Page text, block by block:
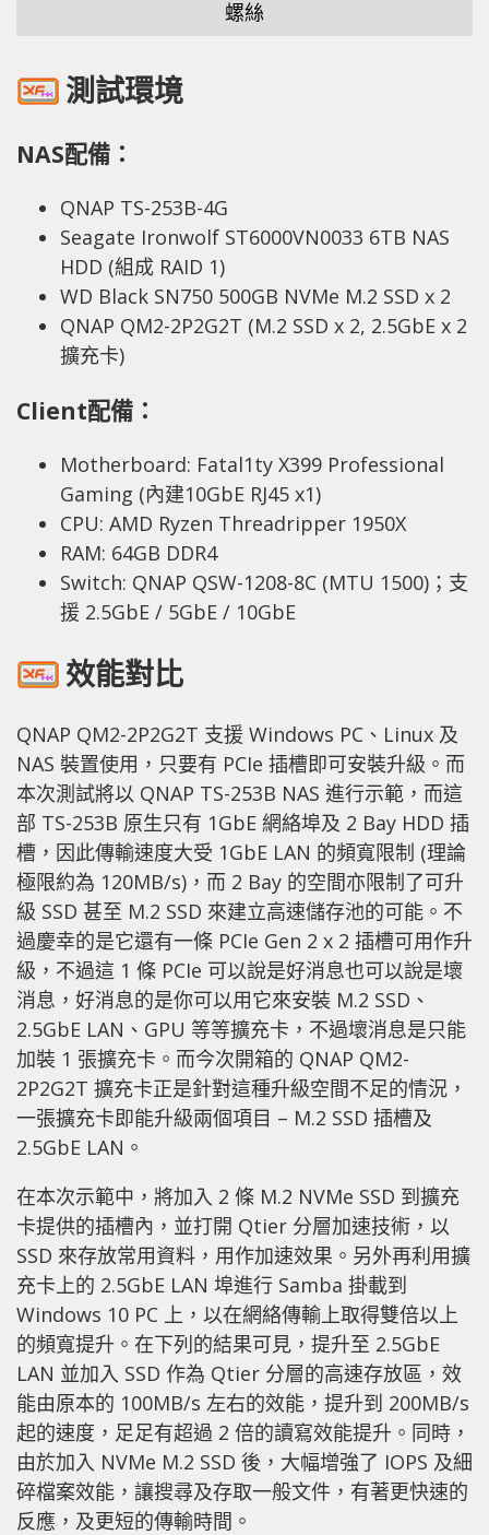
螺絲
測試環境
NAS配備：
QNAP TS-253B-4G
Seagate Ironwolf ST6000VN0033 6TB NAS
HDD (組成 RAID 1)
WD Black SN750 500GB NVMe M.2 SSD x 2
QNAP QM2-2P2G2T (M.2 SSD x 2, 2.5GbE x 2
擴充卡)
Client配備：
Motherboard: Fatal1ty X399 Professional
Gaming (內建10GbE RJ45 x1)
CPU: AMD Ryzen Threadripper 1950X
RAM: 64GB DDR4
Switch: QNAP QSW-1208-8C (MTU 1500)；支
援 2.5GbE / 5GbE / 10GbE
效能對比
QNAP QM2-2P2G2T 支援 Windows PC、Linux 及
NAS 裝置使用，只要有 PCIe 插槽即可安裝升級。而
本次測試將以 QNAP TS-253B NAS 進行示範，而這
部 TS-253B 原生只有 1GbE 網絡埠及 2 Bay HDD 插
槽，因此傳輸速度大受 1GbE LAN 的頻寬限制 (理論
極限約為 120MB/s)，而 2 Bay 的空間亦限制了可升
級 SSD 甚至 M.2 SSD 來建立高速儲存池的可能。不
過慶幸的是它還有一條 PCIe Gen 2 x 2 插槽可用作升
級，不過這 1 條 PCIe 可以說是好消息也可以說是壞
消息，好消息的是你可以用它來安裝 M.2 SSD、
2.5GbE LAN、GPU 等等擴充卡，不過壞消息是只能
加裝 1 張擴充卡。而今次開箱的 QNAP QM2-
2P2G2T 擴充卡正是針對這種升級空間不足的情況，
一張擴充卡即能升級兩個項目 – M.2 SSD 插槽及
2.5GbE LAN。
在本次示範中，將加入 2 條 M.2 NVMe SSD 到擴充
卡提供的插槽內，並打開 Qtier 分層加速技術，以
SSD 來存放常用資料，用作加速效果。另外再利用擴
充卡上的 2.5GbE LAN 埠進行 Samba 掛載到
Windows 10 PC 上，以在網絡傳輸上取得雙倍以上
的頻寬提升。在下列的結果可見，提升至 2.5GbE
LAN 並加入 SSD 作為 Qtier 分層的高速存放區，效
能由原本的 100MB/s 左右的效能，提升到 200MB/s
起的速度，足足有超過 2 倍的讀寫效能提升。同時，
由於加入 NVMe M.2 SSD 後，大幅增強了 IOPS 及細
碎檔案效能，讓搜尋及存取一般文件，有著更快速的
反應，及更短的傳輸時間。